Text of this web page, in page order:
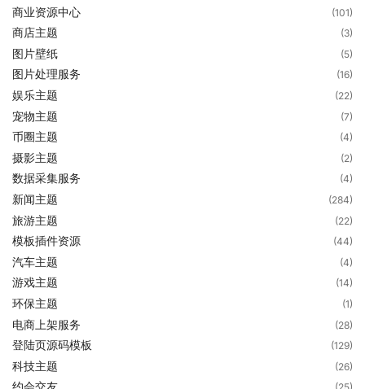
商业资源中心 (101)
商店主题 (3)
图片壁纸 (5)
图片处理服务 (16)
娱乐主题 (22)
宠物主题 (7)
币圈主题 (4)
摄影主题 (2)
数据采集服务 (4)
新闻主题 (284)
旅游主题 (22)
模板插件资源 (44)
汽车主题 (4)
游戏主题 (14)
环保主题 (1)
电商上架服务 (28)
登陆页源码模板 (129)
科技主题 (26)